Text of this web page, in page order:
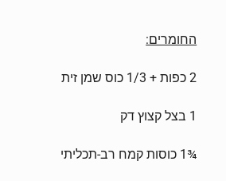
החומרים:
2 כפות + 1/3 כוס שמן זית
1 בצל קצוץ דק
¾1 כוסות קמח רב-תכליתי